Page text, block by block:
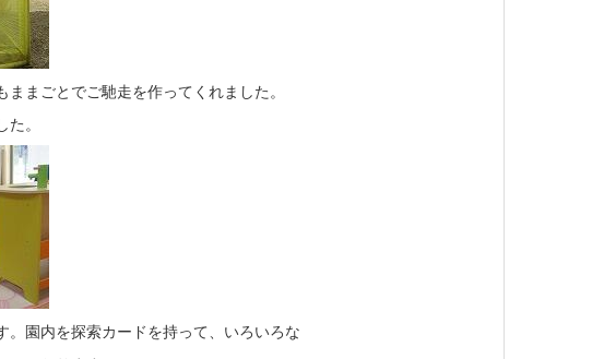
まごとでご馳走を作ってくれました。
。
園内を探索カードを持って、いろいろな